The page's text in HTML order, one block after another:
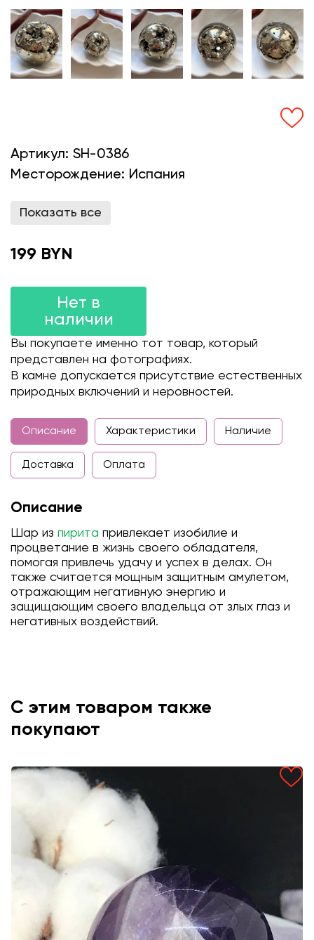
Артикул: SH-0386
Месторождение: Испания
Показать все
199 BYN
Нет в
наличии
Вы покупаете именно тот товар, который
представлен на фотографиях.
В камне допускается присутствие естественных
природных включений и неровностей.
Описание Характеристики Наличие
Доставка Оплата
Описание
Шар из пирита привлекает изобилие и
процветание в жизнь своего обладателя,
помогая привлечь удачу и успех в делах. Он
также считается мощным защитным амулетом,
отражающим негативную энергию и
защищающим своего владельца от злых глаз и
негативных воздействий.
С этим товаром также
покупают